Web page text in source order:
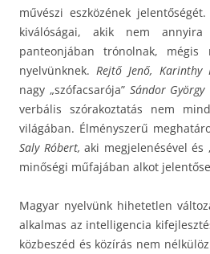
művészi eszközének
kiválóságai, akik nem annyira
panteonjában trónolnak, mégis
nyelvünknek.Rejtő Jenő, Karinthy
nagy „szófacsarója” Sándor György
verbális szórakoztatás nem
világában. Élményszerű
Saly Róbert,aki megjelenésével és
minőségi műfajában alkot
Magyar nyelvünk hihetetlen
alkalmas az intelligencia
közbeszéd és közírás nem